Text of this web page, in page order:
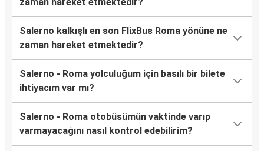
Salerno kalkışlı en son FlixBus Roma yönüne ne
zaman hareket etmektedir?
Salerno - Roma yolculuğum için basılı bir bilete
ihtiyacım var mı?
Salerno - Roma otobüsümün vaktinde varıp
varmayacağını nasıl kontrol edebilirim?